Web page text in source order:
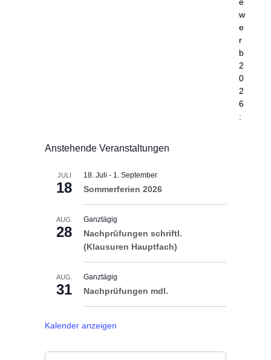
w
e
r
b
2
0
2
6
:
Anstehende Veranstaltungen
JULI
18
18. Juli - 1. September
Sommerferien 2026
AUG.
28
Ganztägig
Nachprüfungen schriftl.
(Klausuren Hauptfach)
AUG.
31
Ganztägig
Nachprüfungen mdl.
Kalender anzeigen